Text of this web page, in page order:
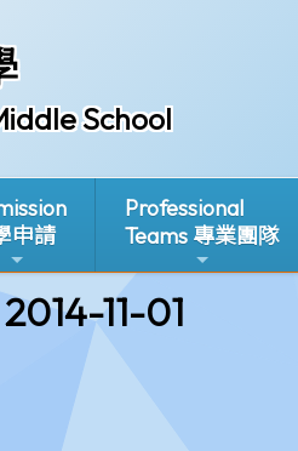
School
申請
Professional
Teams 專業團隊
2014-11-01